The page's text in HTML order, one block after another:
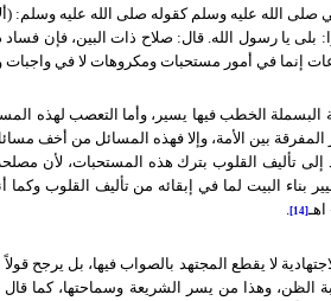
الله عليه وسلم كقوله صلى الله عليه وسلم:
بلى يا رسول الله. قال: صلاح ذات البين، فإن
إنما في أمور مستحبات ومكروهات لا في
البسملة الخطب فيها يسير، وأما التعصب لهذه
بين الأمة، وإلا فهذه المسائل من أخف
تأليف القلوب بترك هذه المستحبات، لأن
بناء البيت لما في إبقائه من تأليف القلوب
[14]
.
لا يقطع المجتهد بالصواب فيها، بل يرجح
الظن، وهذا من يسر الشريعة وسماحتها، كما